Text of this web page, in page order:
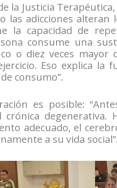
la Justicia
las adicciones alteran
la capacidad de
consume una
o diez veces mayor
Eso explica la
consumo”.
es posible:
degenerativa.
adecuado, el
a su vida social”.